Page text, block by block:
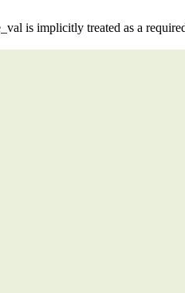
is implicitly treated as a